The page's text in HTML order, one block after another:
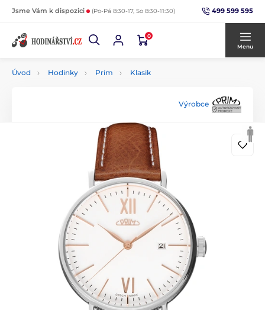
Jsme Vám k dispozici (Po-Pá 8:30-17, So 8:30-11:30) 499 599 595
0
Menu
Úvod Hodinky Prim Klasik
Výrobce